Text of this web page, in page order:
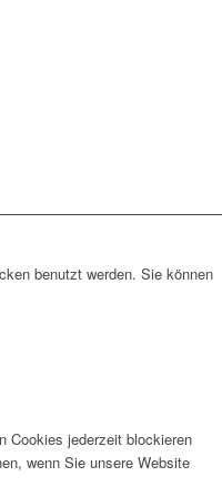
benutzt werden. Sie können
Cookies jederzeit blockieren
wenn Sie unsere Website